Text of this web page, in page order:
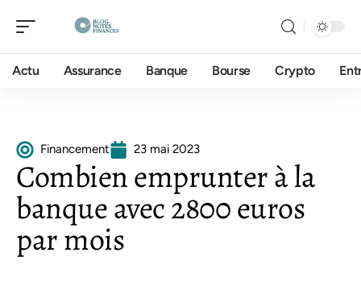
Actu Assurance Banque Bourse Crypto
Financement 23 mai 2023
Combien emprunter à la
banque avec 2800 euros
par mois